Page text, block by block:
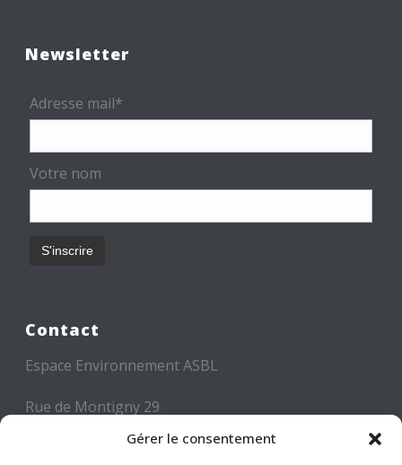
Gérer le consentement
Newsletter
Adresse mail*
Votre nom
Contact
Espace Environnement ASBL
Rue de Montigny 29
6000 CHARLEROI